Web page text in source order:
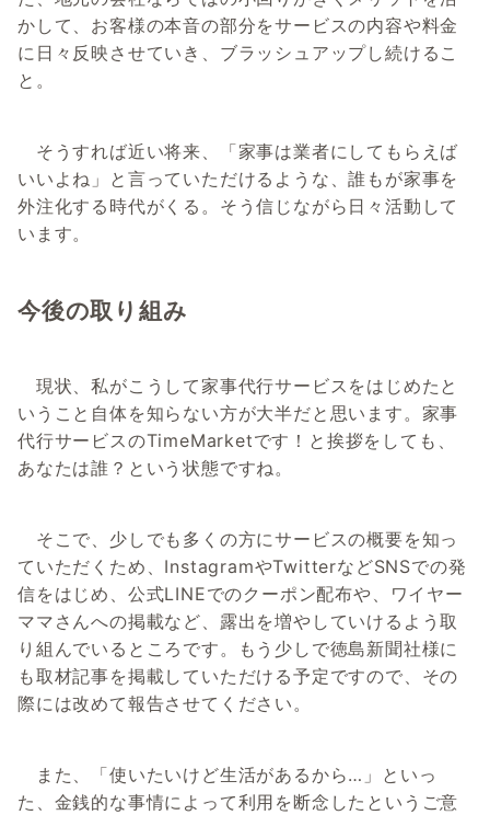
かして、お客様の本音の部分をサービスの内容や料金
に日々反映させていき、ブラッシュアップし続けるこ
と。
そうすれば近い将来、「家事は業者にしてもらえば
いいよね」と言っていただけるような、誰もが家事を
外注化する時代がくる。そう信じながら日々活動して
います。
今後の取り組み
現状、私がこうして家事代行サービスをはじめたと
いうこと自体を知らない方が大半だと思います。家事
代行サービスのTimeMarketです！と挨拶をしても、
あなたは誰？という状態ですね。
そこで、少しでも多くの方にサービスの概要を知っ
ていただくため、InstagramやTwitterなどSNSでの発
信をはじめ、公式LINEでのクーポン配布や、ワイヤー
ママさんへの掲載など、露出を増やしていけるよう取
り組んでいるところです。もう少しで徳島新聞社様に
も取材記事を掲載していただける予定ですので、その
際には改めて報告させてください。
また、「使いたいけど生活があるから…」といっ
た、金銭的な事情によって利用を断念したというご意